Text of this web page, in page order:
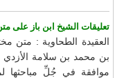
تعليقات الشيخ ابن باز على
العقيدة الطحاوية : متن
موافقة في جُلِّ مباحثها